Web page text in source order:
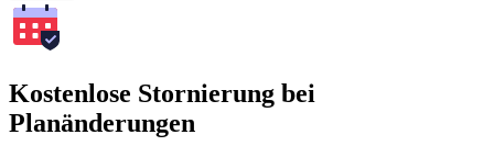
Kostenlose Stornierung bei
Planänderungen